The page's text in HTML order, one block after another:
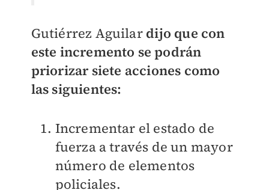
Gutiérrez Aguilardijo que con
este incremento se podrán
priorizar siete acciones como
las siguientes:
Incrementar el estado de
fuerza a través de un mayor
número de elementos
policiales.